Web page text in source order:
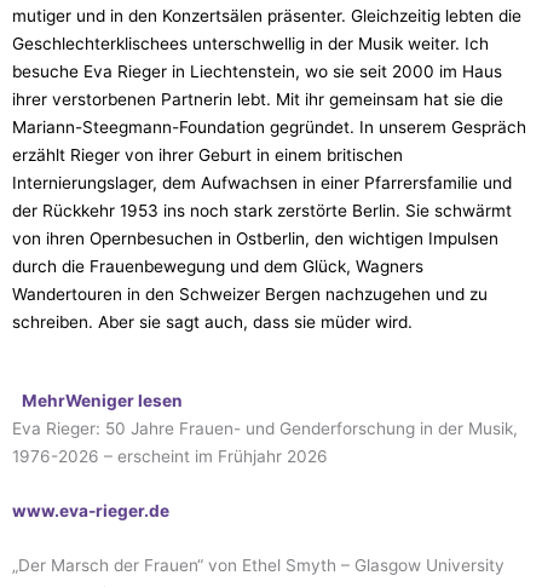
mutiger und in den Konzertsälen präsenter. Gleichzeitig lebten die
Geschlechterklischees unterschwellig in der Musik weiter. Ich
besuche Eva Rieger in Liechtenstein, wo sie seit 2000 im Haus
ihrer verstorbenen Partnerin lebt. Mit ihr gemeinsam hat sie die
Mariann-Steegmann-Foundation gegründet. In unserem Gespräch
erzählt Rieger von ihrer Geburt in einem britischen
Internierungslager, dem Aufwachsen in einer Pfarrersfamilie und
der Rückkehr 1953 ins noch stark zerstörte Berlin. Sie schwärmt
von ihren Opernbesuchen in Ostberlin, den wichtigen Impulsen
durch die Frauenbewegung und dem Glück, Wagners
Wandertouren in den Schweizer Bergen nachzugehen und zu
schreiben. Aber sie sagt auch, dass sie müder wird.
MehrWenigerlesen
Eva Rieger: 50 Jahre Frauen- und Genderforschung in der Musik,
1976-2026 – erscheint im Frühjahr 2026
www.eva-rieger.de
„Der Marsch der Frauen“ von Ethel Smyth – Glasgow University